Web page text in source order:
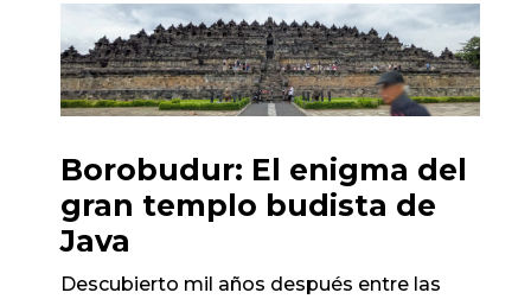
Borobudur: El enigma del
gran templo budista de
Java
Descubierto mil años después entre las